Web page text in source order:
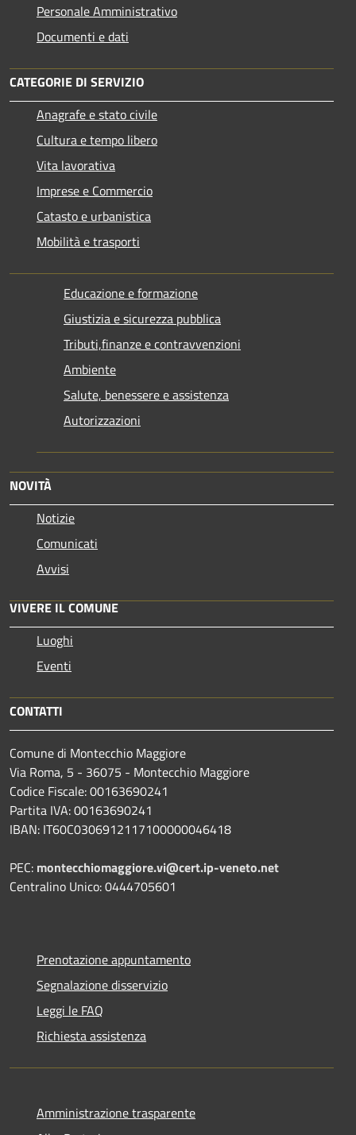
Personale Amministrativo
Documenti e dati
CATEGORIE DI SERVIZIO
Anagrafe e stato civile
Cultura e tempo libero
Vita lavorativa
Imprese e Commercio
Catasto e urbanistica
Mobilità e trasporti
Educazione e formazione
Giustizia e sicurezza pubblica
Tributi,finanze e contravvenzioni
Ambiente
Salute, benessere e assistenza
Autorizzazioni
NOVITÀ
Notizie
Comunicati
Avvisi
VIVERE IL COMUNE
Luoghi
Eventi
CONTATTI
Comune di Montecchio Maggiore
Via Roma, 5 - 36075 - Montecchio Maggiore
Codice Fiscale: 00163690241
Partita IVA: 00163690241
IBAN: IT60C0306912117100000046418
PEC: montecchiomaggiore.vi@cert.ip-veneto.net
Centralino Unico: 0444705601
Prenotazione appuntamento
Segnalazione disservizio
Leggi le FAQ
Richiesta assistenza
Amministrazione trasparente